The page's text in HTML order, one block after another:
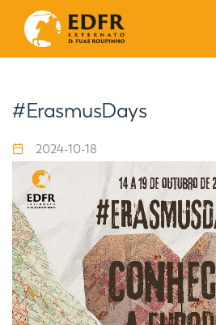
#ErasmusDays
2024-10-18